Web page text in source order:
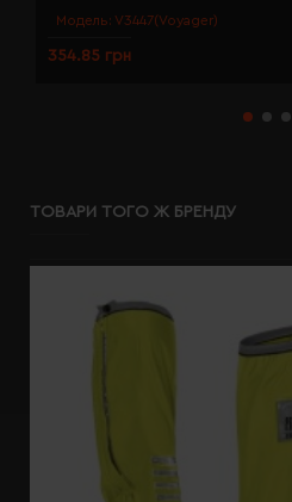
Модель: V3447(Voyager)
354.85 грн
ТОВАРИ ТОГО Ж БРЕНДУ